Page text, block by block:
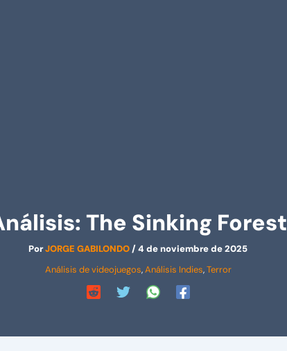
The Sinking Forest
PorJORGE GABILONDO/4 de noviembre de 2025
Análisis de videojuegos,Análisis Indies,Terror